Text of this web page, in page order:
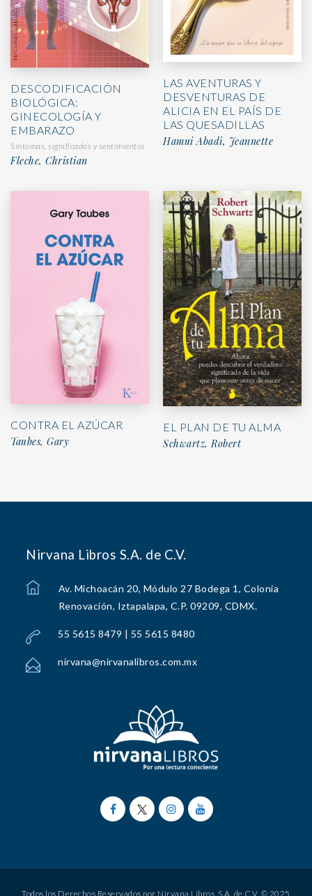
DESCODIFICACIÓN
BIOLÓGICA:
GINECOLOGÍA Y
EMBARAZO
Síntomas, significados y sentimientos
Fleche, Christian
LAS AVENTURAS Y
DESVENTURAS DE
ALICIA EN EL PAÍS DE
LAS QUESADILLAS
Hamui Abadi, Jeannette
CONTRA EL AZÚCAR
Taubes, Gary
EL PLAN DE TU ALMA
Schwartz, Robert
Nirvana Libros S.A. de C.V.
Av. Michoacán 20, Módulo 27 Bodega 1, Colonia
Renovación, Iztapalapa, C.P. 09209, CDMX.
55 5615 8479 | 55 5615 8480
nirvana@nirvanalibros.com.mx
Todos los Derechos Reservados por Nirvana Libros, S.A. de C.V. © 2025